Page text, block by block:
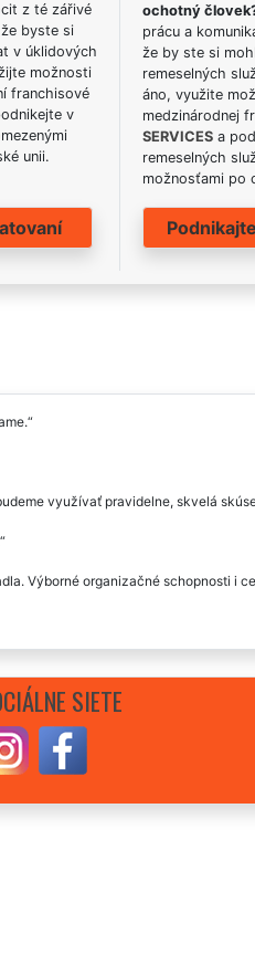
z té zářivé
byste si
v úklidových
možnosti
franchisové
v
unii.
ochotný
prácu a
že by ste si
remeselných
áno, využite
medzinárodnej
SERVICES a
remeselných
možnosťami po
využívať pravidelne, skvelá
Výborné organizačné schopnosti i
SIETE